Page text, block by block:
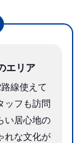
エリア
線使えて
ッフも訪問
い居心地の
れな文化が